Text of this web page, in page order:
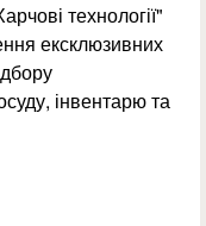
технології"
ексклюзивних
інвентарю та